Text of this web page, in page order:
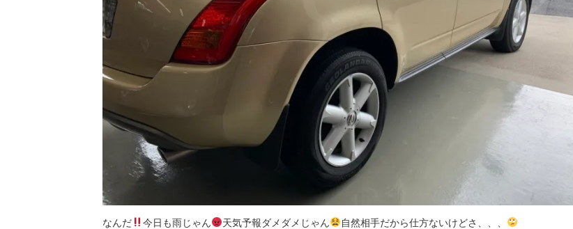
なんだ 今日も雨じゃん 天気予報ダメダメじゃん 自然相手だから仕方ないけどさ、、、